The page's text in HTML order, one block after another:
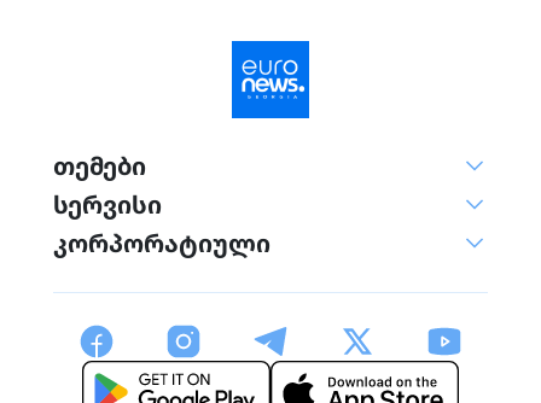
თემები
სერვისი
კორპორატიული